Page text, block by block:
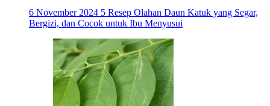
6 November 2024 5 Resep Olahan Daun Katuk yang Segar,
Bergizi, dan Cocok untuk Ibu Menyusui